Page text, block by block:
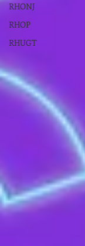
RHONJ
RHOP
RHUGT